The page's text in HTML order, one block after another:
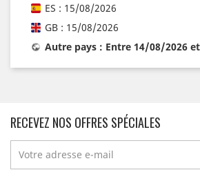
ES : 15/08/2026
GB : 15/08/2026
Autre pays : Entre 14/08/2026
RECEVEZ NOS OFFRES SPÉCIALES